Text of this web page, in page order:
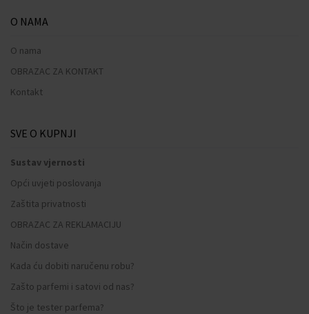
O NAMA
O nama
OBRAZAC ZA KONTAKT
Kontakt
SVE O KUPNJI
Sustav vjernosti
Opći uvjeti poslovanja
Zaštita privatnosti
OBRAZAC ZA REKLAMACIJU
Način dostave
Kada ću dobiti naručenu robu?
Zašto parfemi i satovi od nas?
Što je tester parfema?